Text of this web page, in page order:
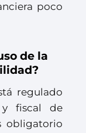
poco
de la
regulado
fiscal de
obligatorio